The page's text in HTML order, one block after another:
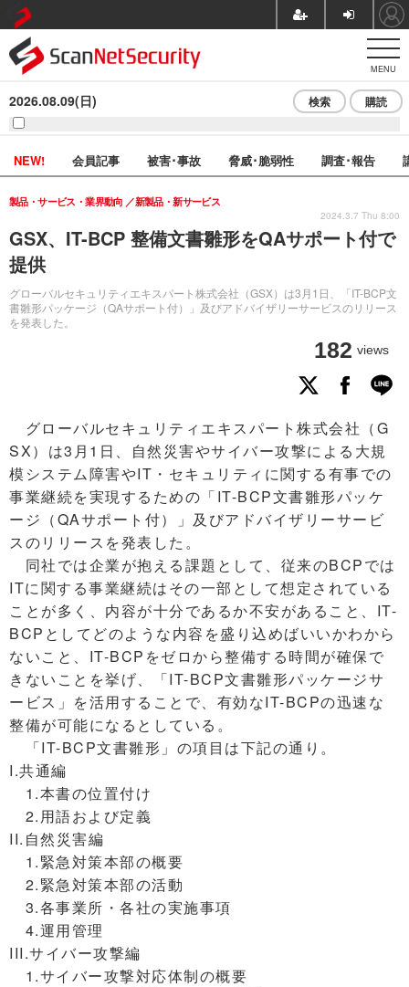
MENU
2026.08.09(日) 検索 購読
NEW! 会員記事 被害･事故 脅威･脆弱性 調査･報告
GSX、IT-BCP 整備文書雛形をQAサポート付で
提供
グローバルセキュリティエキスパート株式会社（GSX）は3月1日、「IT-BCP文
書雛形パッケージ（QAサポート付）」及びアドバイザリーサービスのリリース
を発表した。
製品・サービス・業界動向 新製品・新サービス
182 views
2024.3.7 Thu 8:00
グローバルセキュリティエキスパート株式会社（G
SX）は3月1日、自然災害やサイバー攻撃による大規
模システム障害やIT・セキュリティに関する有事での
事業継続を実現するための「IT-BCP文書雛形パッケ
ージ（QAサポート付）」及びアドバイザリーサービ
スのリリースを発表した。
同社では企業が抱える課題として、従来のBCPでは
ITに関する事業継続はその一部として想定されている
ことが多く、内容が十分であるか不安があること、IT-
BCPとしてどのような内容を盛り込めばいいかわから
ないこと、IT-BCPをゼロから整備する時間が確保で
きないことを挙げ、「IT-BCP文書雛形パッケージサ
ービス」を活用することで、有効なIT-BCPの迅速な
整備が可能になるとしている。
「IT-BCP文書雛形」の項目は下記の通り。
I.共通編
1.本書の位置付け
2.用語および定義
II.自然災害編
1.緊急対策本部の概要
2.緊急対策本部の活動
3.各事業所・各社の実施事項
4.運用管理
III.サイバー攻撃編
1.サイバー攻撃対応体制の概要